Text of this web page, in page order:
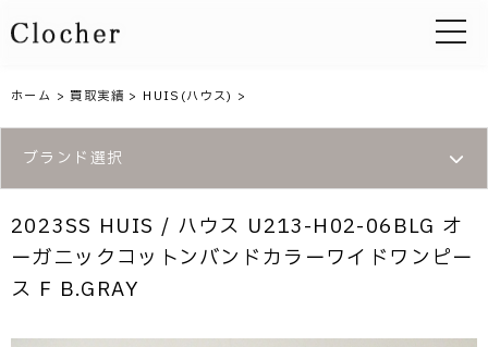
toggle
ホーム >買取実績 > HUIS(ハウス) >
ブランド選択
2023SS HUIS / ハウス U213-H02-06BLG オ
ーガニックコットンバンドカラーワイドワンピー
ス F B.GRAY